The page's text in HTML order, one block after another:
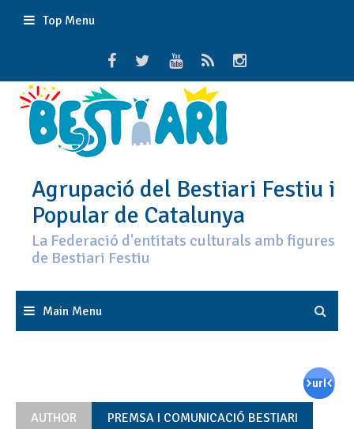
Top Menu
Agrupació del Bestiari Festiu i
Popular de Catalunya
La Federació d'entitats culturals amb figures
de Bestiari Festiu
Main Menu
AUTHOR PREMSA I COMUNICACIÓ BESTIARI